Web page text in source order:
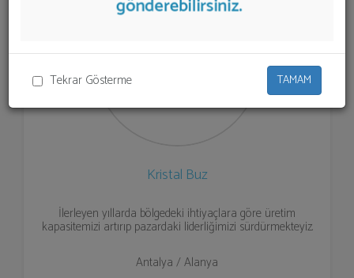
Tekrar Gösterme TAMAM
Kristal Buz
İlerleyen yıllarda bölgedeki ihtiyaçlara göre üretim
kapasitemizi artırıp pazardaki liderliğimizi sürdürmekteyiz.
Antalya / Alanya